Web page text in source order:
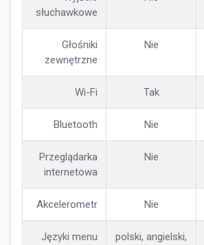
słuchawkowe
Głośniki
zewnętrzne
Nie
Wi-Fi Tak
Bluetooth Nie
Przeglądarka
internetowa
Nie
Akcelerometr Nie
Języki menu
polski, angielski,